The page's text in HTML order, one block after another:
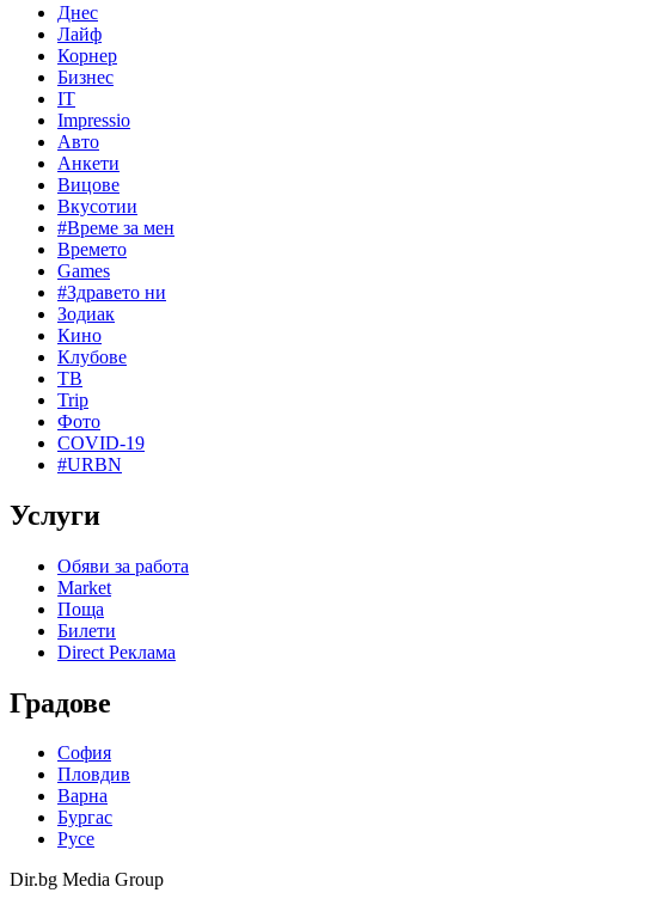
Днес
Лайф
Корнер
Бизнес
IT
Impressio
Авто
Анкети
Вицове
Вкусотии
#Време за мен
Времето
Games
#Здравето ни
Зодиак
Кино
Клубове
ТВ
Trip
Фото
COVID-19
#URBN
Услуги
Обяви за работа
Market
Поща
Билети
Direct Реклама
Градове
София
Пловдив
Варна
Бургас
Русе
Dir.bg Media Group